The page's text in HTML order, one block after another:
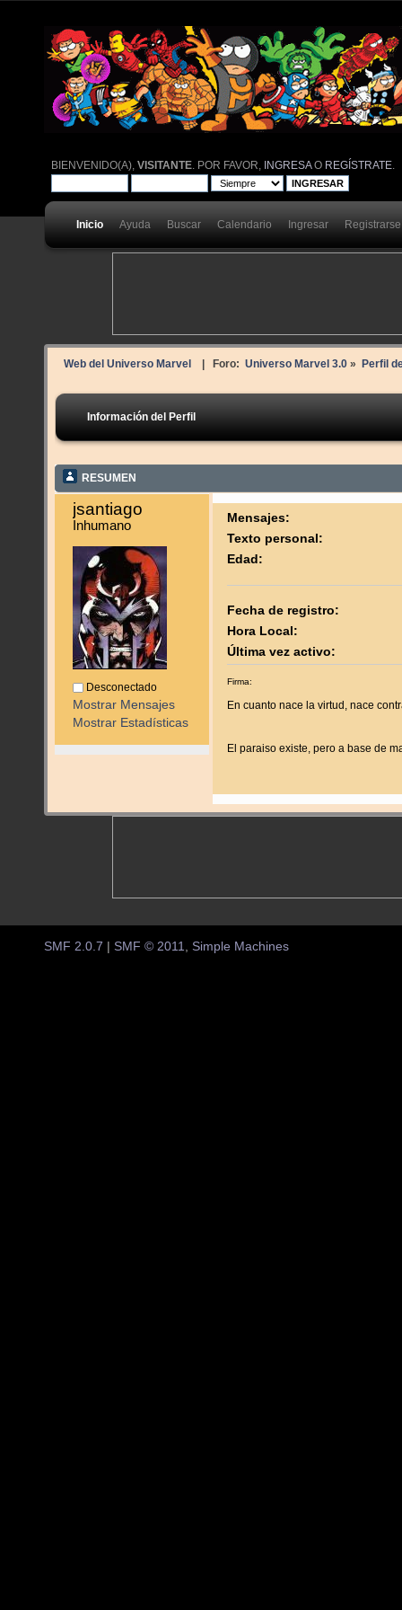
BIENVENIDO(A),VISITANTE . POR FAVOR, INGRESAO REGÍSTRATE
Inicio Ayuda Buscar Calendario Ingresar Registrarse
Web del Universo Marvel | Foro: Universo Marvel 3.0» Perfil
Información del Perfil
RESUMEN
jsantiago
Inhumano
Desconectado
Mostrar Mensajes
Mostrar Estadísticas
Mensajes:
Texto personal:
Edad:
Fecha de registro:
Hora Local:
Última vez activo:
Firma:
En cuanto nace la virtud, nace
El paraiso existe, pero a base de
SMF 2.0.7 SMF © 2011, Simple Machines